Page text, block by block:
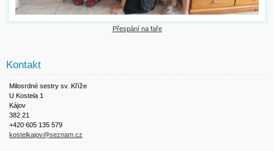
Přespání na faře
Kontakt
Milosrdné sestry sv. Kříže
U Kostela 1
Kájov
382 21
+420 605 135 579
kostelkajov@seznam.cz